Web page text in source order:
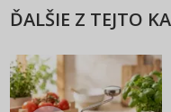
ĎALŠIE Z TEJTO